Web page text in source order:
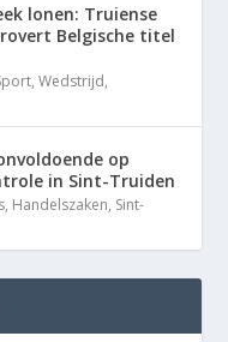
lonen: Truiense
Belgische titel
,Wedstrijd,
op
in Sint-Truiden
, Handelszaken, Sint-